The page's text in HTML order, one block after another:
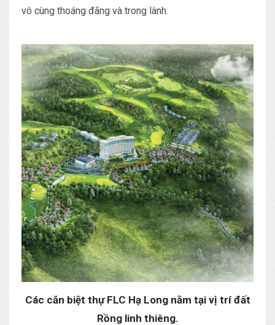
vô cùng thoáng đãng và trong lành.
Các căn biệt thự FLC Hạ Long nằm tại vị trí đất
Rồng linh thiêng.